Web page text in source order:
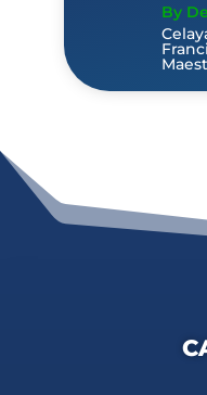
By